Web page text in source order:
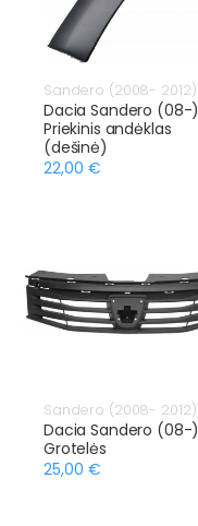
Sandero (2008- 2012)
Dacia Sandero (08-)
Priekinis andėklas
(dešinė)
22,00 €
Sandero (2008- 2012)
Dacia Sandero (08-)
Grotelės
25,00 €